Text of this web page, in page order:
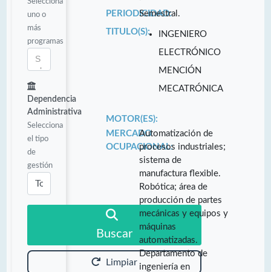
uno o
más
programas
Dependencia
Administrativa
Selecciona
el tipo
de
gestión
Buscar
Limpiar
PERIODICIDAD:
Semestral.
TITULO(S):
INGENIERO
ELECTRÓNICO
MENCIÓN
MECATRÓNICA
MOTOR(ES):
MERCADO
OCUPACIONAL:
Automatización de
procesos industriales;
sistema de
manufactura flexible.
Robótica; área de
producción de partes
mecánicas y equipos y
máquinas
automatizadas.
Departamento de
ingeniería en